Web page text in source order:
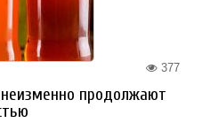
377
продолжают